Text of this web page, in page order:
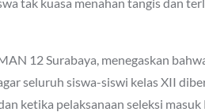
12 Surabaya, menegaskan
seluruh siswa-siswi kelas XII
ketika pelaksanaan seleksi masuk